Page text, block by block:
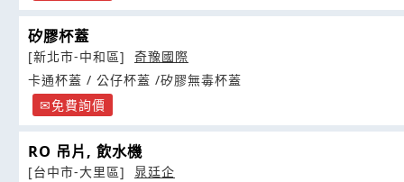
矽膠杯蓋
[新北市-中和區]
奇豫國際
卡通杯蓋 / 公仔杯蓋 /矽膠無毒杯蓋
免費詢價
RO 吊片, 飲水機
[台中市-大里區]
晁廷企